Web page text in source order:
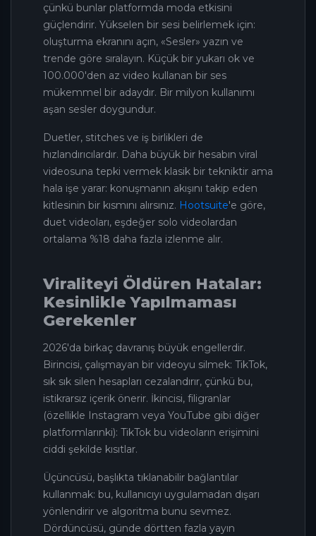
çünkü bunlar platformda moda etkisini
güçlendirir. Yükselen bir sesi belirlemek için:
oluşturma ekranını açın, «Sesler» yazın ve
trende göre sıralayın. Küçük bir yukarı ok ve
100.000'den az video kullanan bir ses
mükemmel bir adaydır. Bir milyon kullanımı
aşan sesler doygundur.
Duetler, stitches ve iş birlikleri de
hızlandırıcılardır. Daha büyük bir hesabın viral
videosuna tepki vermek klasik bir tekniktir ama
hala işe yarar: konuşmanın akışını takip eden
kitlesinin bir kısmını alırsınız. Hootsuite'e göre,
duet videoları, eşdeğer solo videolardan
ortalama %18 daha fazla izlenme alır.
Viraliteyi Öldüren Hatalar:
Kesinlikle Yapılmaması
Gerekenler
2026'da birkaç davranış büyük engellerdir.
Birincisi, çalışmayan bir videoyu silmek: TikTok,
sık sık silen hesapları cezalandırır, çünkü bu,
istikrarsız içerik önerir. İkincisi, filigranlar
(özellikle Instagram veya YouTube gibi diğer
platformlarınki): TikTok bu videoların erişimini
ciddi şekilde kısıtlar.
Üçüncüsü, başlıkta tıklanabilir bağlantılar
kullanmak: bu, kullanıcıyı uygulamadan dışarı
yönlendirir ve algoritma bunu sevmez.
Dördüncüsü, günde dörtten fazla yayın